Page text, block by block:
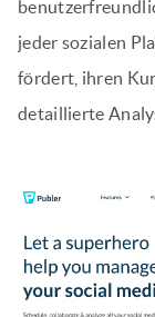
jeder sozialen
fördert, ihren
detaillierte